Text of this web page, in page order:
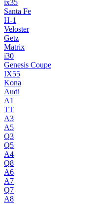
ix35
Santa Fe
H-1
Veloster
Getz
Matrix
i30
Genesis Coupe
IX55
Kona
Audi
A1
TT
A3
A5
Q3
Q5
A4
Q8
A6
A7
Q7
A8